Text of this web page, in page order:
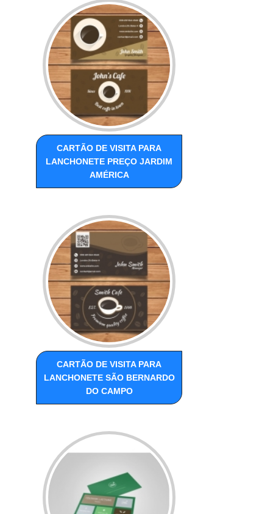
CARTÃO DE VISITA PARA
LANCHONETE PREÇO JARDIM
AMÉRICA
CARTÃO DE VISITA PARA
LANCHONETE SÃO BERNARDO
DO CAMPO